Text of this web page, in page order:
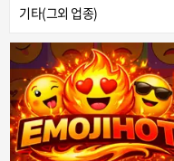
기타(그외 업종)